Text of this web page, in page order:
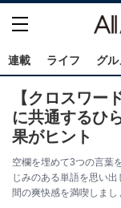
連載 ライフ グル
【クロスワー
に共通するひ
果がヒント
空欄を埋めて3つの言葉
じみのある単語を思い
間の爽快感を満喫しまし